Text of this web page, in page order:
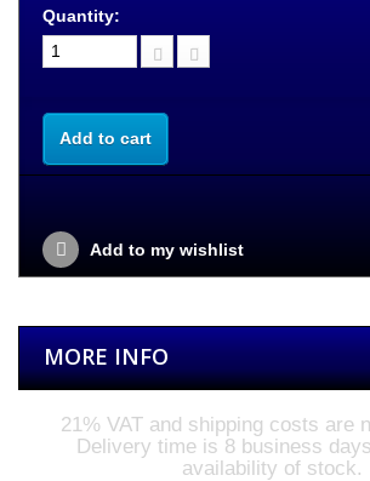
Quantity:
Add to cart
Add to my wishlist
MORE INFO
21% VAT and shipping costs are
Delivery time is 8 business
availability of stock.